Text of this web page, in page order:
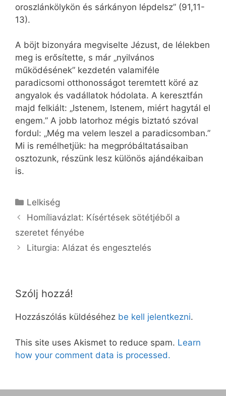
oroszlánkölykön és sárkányon lépdelsz” (91,11-
13).
A böjt bizonyára megviselte Jézust, de lélekben
meg is erősítette, s már „nyilvános
működésének” kezdetén valamiféle
paradicsomi otthonosságot teremtett köré az
angyalok és vadállatok hódolata. A keresztfán
majd felkiált: „Istenem, Istenem, miért hagytál el
engem.” A jobb latorhoz mégis biztató szóval
fordul: „Még ma velem leszel a paradicsomban.”
Mi is remélhetjük: ha megpróbáltatásaiban
osztozunk, részünk lesz különös ajándékaiban
is.
Kategória
Lelkiség
Homíliavázlat: Kísértések sötétjéből a
szeretet fényébe
Liturgia: Alázat és engesztelés
Szólj hozzá!
Hozzászólás küldéséhez be kell jelentkezni.
This site uses Akismet to reduce spam. Learn
how your comment data is processed.